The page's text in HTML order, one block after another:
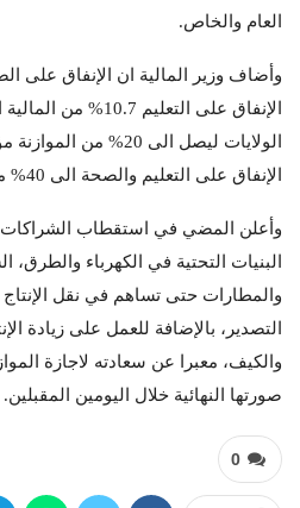
العام والخاص.
الإنفاق على التعليم
الولايات ليصل الى 20%
الإنفاق على التعليم والصحة الى 40% من الموازنة.
وأعلن المضي في استقطاب الشراكات
البنيات التحتية في الكهرباء والطرق،
والمطارات حتى تساهم في نقل
التصدير، بالإضافة للعمل على زيادة
والكيف، معبرا عن سعادته لاجازة
صورتها النهائية خلال اليومين المقبلين.
0